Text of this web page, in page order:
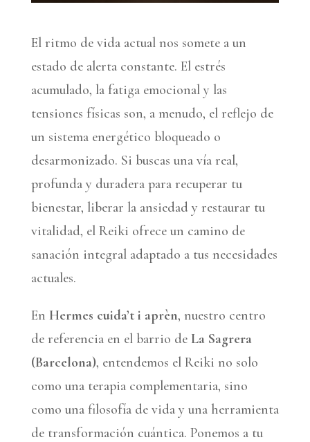
El ritmo de vida actual nos somete a un
estado de alerta constante. El estrés
acumulado, la fatiga emocional y las
tensiones físicas son, a menudo, el reflejo de
un sistema energético bloqueado o
desarmonizado. Si buscas una vía real,
profunda y duradera para recuperar tu
bienestar, liberar la ansiedad y restaurar tu
vitalidad, el Reiki ofrece un camino de
sanación integral adaptado a tus necesidades
actuales.
En Hermes cuida’t i aprèn, nuestro centro
de referencia en el barrio de La Sagrera
(Barcelona), entendemos el Reiki no solo
como una terapia complementaria, sino
como una filosofía de vida y una herramienta
de transformación cuántica. Ponemos a tu